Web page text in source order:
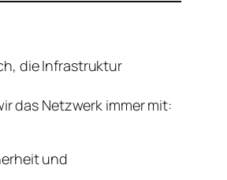
die Infrastruktur
das Netzwerk immer mit:
und